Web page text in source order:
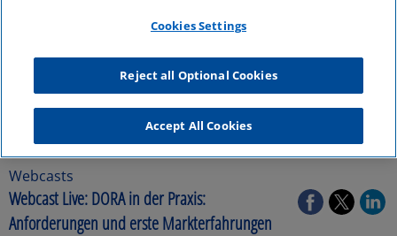
Webcasts
Webcast Live: DORA in der Praxis:
Anforderungen und erste Markterfahrungen
Cookies Settings
Reject all Optional Cookies
Accept All Cookies